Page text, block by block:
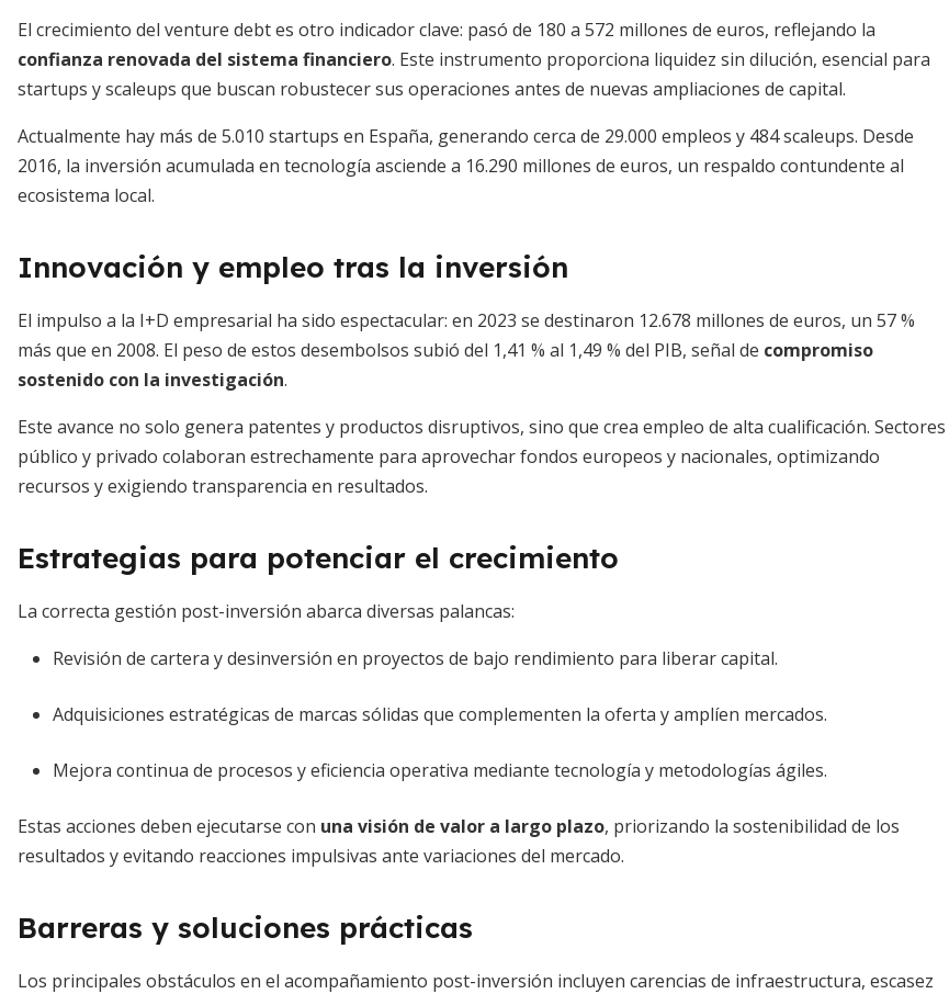
El crecimiento del venture debt es otro indicador clave: pasó de 180 a 572 millones de euros, reflejando la
confianza renovada del sistema financiero. Este instrumento proporciona liquidez sin dilución, esencial para
startups y scaleups que buscan robustecer sus operaciones antes de nuevas ampliaciones de capital.
Actualmente hay más de 5.010 startups en España, generando cerca de 29.000 empleos y 484 scaleups. Desde
2016, la inversión acumulada en tecnología asciende a 16.290 millones de euros, un respaldo contundente al
ecosistema local.
Innovación y empleo tras la inversión
El impulso a la I+D empresarial ha sido espectacular: en 2023 se destinaron 12.678 millones de euros, un 57 %
más que en 2008. El peso de estos desembolsos subió del 1,41 % al 1,49 % del PIB, señal de compromiso
sostenido con la investigación.
Este avance no solo genera patentes y productos disruptivos, sino que crea empleo de alta cualificación. Sectores
público y privado colaboran estrechamente para aprovechar fondos europeos y nacionales, optimizando
recursos y exigiendo transparencia en resultados.
Estrategias para potenciar el crecimiento
La correcta gestión post-inversión abarca diversas palancas:
Revisión de cartera y desinversión en proyectos de bajo rendimiento para liberar capital.
Adquisiciones estratégicas de marcas sólidas que complementen la oferta y amplíen mercados.
Mejora continua de procesos y eficiencia operativa mediante tecnología y metodologías ágiles.
Estas acciones deben ejecutarse con una visión de valor a largo plazo, priorizando la sostenibilidad de los
resultados y evitando reacciones impulsivas ante variaciones del mercado.
Barreras y soluciones prácticas
Los principales obstáculos en el acompañamiento post-inversión incluyen carencias de infraestructura, escasez